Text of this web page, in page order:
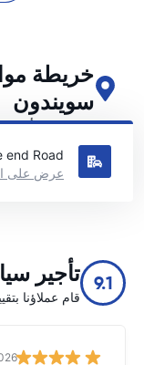
خريطة
سويندون
اطلع على مواقع تأجير
end Road
عرض على
9.1 تأجير
قام عملاؤنا بتقييمنا على